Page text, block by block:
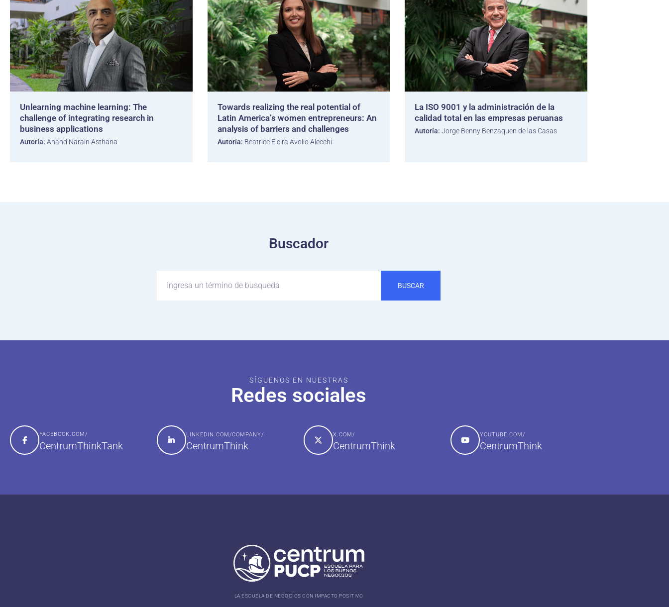
Unlearning machine learning: The
challenge of integrating research in
business applications
Autoría: Anand Narain Asthana
Towards realizing the real potential of
Latin America’s women entrepreneurs: An
analysis of barriers and challenges
Autoría: Beatrice Elcira Avolio Alecchi
La ISO 9001 y la administración de la
calidad total en las empresas peruanas
Autoría: Jorge Benny Benzaquen de las Casas
Buscador
BUSCAR
SÍGUENOS EN NUESTRAS
Redes sociales
FACEBOOK.COM/
CentrumThinkTank
LINKEDIN.COM/COMPANY/
CentrumThink
X.COM/
CentrumThink
YOUTUBE.COM/
CentrumThink
LA ESCUELA DE NEGOCIOS CON IMPACTO POSITIVO